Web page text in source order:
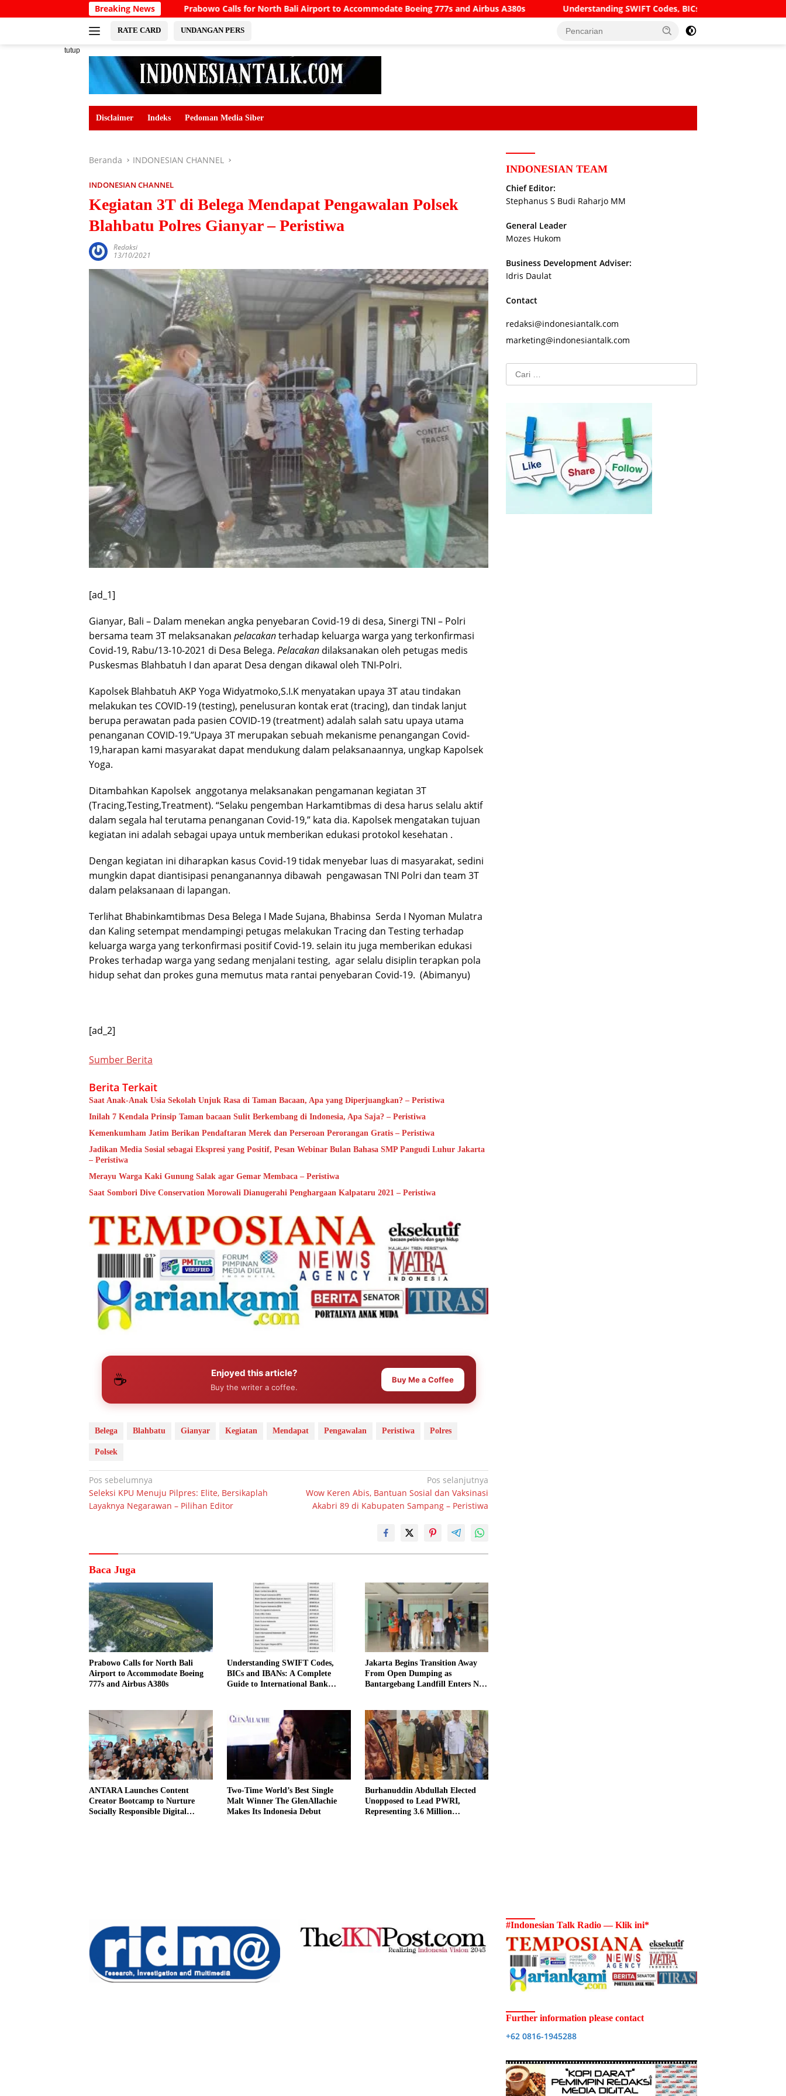
ke
Breaking News
Prabowo Calls for North Bali Airport to Accommodate Boeing 777s and Airbus A380s Understanding SWIFT Codes, BICs and IBANs: A Complete Guide to
RATE CARD UNDANGAN PERS
tutup
Disclaimer Indeks Pedoman Media Siber
Beranda INDONESIAN CHANNEL
INDONESIAN CHANNEL
Kegiatan 3T di Belega Mendapat Pengawalan Polsek
Blahbatu Polres Gianyar – Peristiwa
Redaksi
13/10/2021
[ad_1]
Gianyar, Bali – Dalam menekan angka penyebaran Covid-19 di desa, Sinergi TNI – Polri
bersama team 3T melaksanakan pelacakanterhadap keluarga warga yang terkonfirmasi
Covid-19, Rabu/13-10-2021 di Desa Belega. Pelacakan dilaksanakan oleh petugas medis
Puskesmas Blahbatuh I dan aparat Desa dengan dikawal oleh TNI-Polri.
Kapolsek Blahbatuh AKP Yoga Widyatmoko,S.I.K menyatakan upaya 3T atau tindakan
melakukan tes COVID-19 (testing), penelusuran kontak erat (tracing), dan tindak lanjut
berupa perawatan pada pasien COVID-19 (treatment) adalah salah satu upaya utama
penanganan COVID-19.”Upaya 3T merupakan sebuah mekanisme penangangan Covid-
19,harapan kami masyarakat dapat mendukung dalam pelaksanaannya, ungkap Kapolsek
Yoga.
Ditambahkan Kapolsek anggotanya melaksanakan pengamanan kegiatan 3T
(Tracing,Testing,Treatment). “Selaku pengemban Harkamtibmas di desa harus selalu aktif
dalam segala hal terutama penanganan Covid-19,” kata dia. Kapolsek mengatakan tujuan
kegiatan ini adalah sebagai upaya untuk memberikan edukasi protokol kesehatan .
Dengan kegiatan ini diharapkan kasus Covid-19 tidak menyebar luas di masyarakat, sedini
mungkin dapat diantisipasi penanganannya dibawah pengawasan TNI Polri dan team 3T
dalam pelaksanaan di lapangan.
Terlihat Bhabinkamtibmas Desa Belega I Made Sujana, Bhabinsa Serda I Nyoman Mulatra
dan Kaling setempat mendampingi petugas melakukan Tracing dan Testing terhadap
keluarga warga yang terkonfirmasi positif Covid-19. selain itu juga memberikan edukasi
Prokes terhadap warga yang sedang menjalani testing, agar selalu disiplin terapkan pola
hidup sehat dan prokes guna memutus mata rantai penyebaran Covid-19. (Abimanyu)
[ad_2]
Sumber Berita
Berita Terkait
Saat Anak-Anak Usia Sekolah Unjuk Rasa di Taman Bacaan, Apa yang Diperjuangkan? – Peristiwa
Inilah 7 Kendala Prinsip Taman bacaan Sulit Berkembang di Indonesia, Apa Saja? – Peristiwa
Kemenkumham Jatim Berikan Pendaftaran Merek dan Perseroan Perorangan Gratis – Peristiwa
Jadikan Media Sosial sebagai Ekspresi yang Positif, Pesan Webinar Bulan Bahasa SMP Pangudi Luhur Jakarta
– Peristiwa
Merayu Warga Kaki Gunung Salak agar Gemar Membaca – Peristiwa
Saat Sombori Dive Conservation Morowali Dianugerahi Penghargaan Kalpataru 2021 – Peristiwa
☕ Enjoyed this article?
Buy the writer a coffee.
Buy Me a Coffee
Belega Blahbatu Gianyar Kegiatan Mendapat Pengawalan Peristiwa Polres
Polsek
Navigasi
pos
Pos sebelumnya
Seleksi KPU Menuju Pilpres: Elite, Bersikaplah
Layaknya Negarawan – Pilihan Editor
Pos selanjutnya
Wow Keren Abis, Bantuan Sosial dan Vaksinasi
Akabri 89 di Kabupaten Sampang – Peristiwa
Baca Juga
Prabowo Calls for North Bali
Airport to Accommodate Boeing
777s and Airbus A380s
Understanding SWIFT Codes,
BICs and IBANs: A Complete
Guide to International Bank
Jakarta Begins Transition Away
From Open Dumping as
Bantargebang Landfill Enters New
ANTARA Launches Content
Creator Bootcamp to Nurture
Socially Responsible Digital
Two-Time World’s Best Single
Malt Winner The GlenAllachie
Makes Its Indonesia Debut
Burhanuddin Abdullah Elected
Unopposed to Lead PWRI,
Representing 3.6 Million
INDONESIAN TEAM
Chief Editor:
Stephanus S Budi Raharjo MM
General Leader
Mozes Hukom
Business Development Adviser:
Idris Daulat
Contact
redaksi@indonesiantalk.com
marketing@indonesiantalk.com
Cari
untuk:
#Indonesian Talk Radio — Klik ini*
Further information please contact
+62 0816-1945288